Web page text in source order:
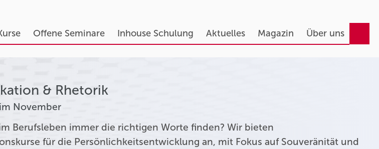
Offene Seminare Inhouse Schulung Aktuelles Magazin Über uns
& Rhetorik
November
Berufsleben immer die richtigen Worte finden? Wir bieten
für die Persönlichkeitsentwicklung an, mit Fokus auf Souveränität und